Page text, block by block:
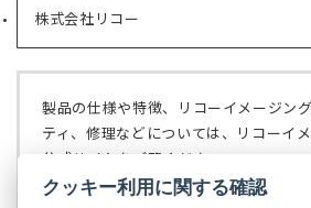
で
開
く）
タ
ブ
で
く）
株式会社リコー
（新
ブ
で
開
製品の仕様や特徴、リコーイメージン
ティ、修理などについては、リコーイ
公式サイトをご覧ください。
リコーイメージング株式会社の公式サイ
（新
クッキー利用に関する確認